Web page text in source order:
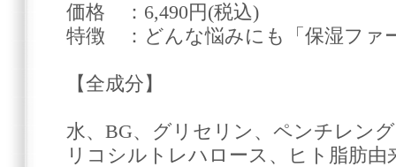
価格 ：6,490円(税込)
特徴 ：どんな悩みにも「保湿ファ
【全成分】
水、BG、グリセリン、ペンチレン
リコシルトレハロース、ヒト脂肪由